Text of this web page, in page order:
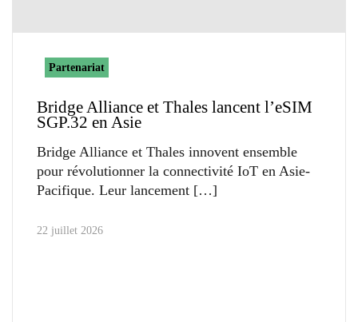
Partenariat
Bridge Alliance et Thales lancent l’eSIM
SGP.32 en Asie
Bridge Alliance et Thales innovent ensemble
pour révolutionner la connectivité IoT en Asie-
Pacifique. Leur lancement
22 juillet 2026